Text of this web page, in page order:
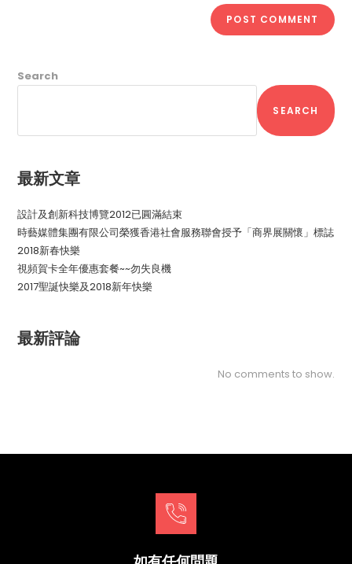
Search
SEARCH
最新文章
設計及創新科技博覽2012已圓滿結束
時藝媒體集團有限公司榮獲香港社會服務聯會授予「商界展關懷」標誌
2018新春快樂
視頻賀卡全年優惠套餐~~勿失良機
2017聖誕快樂及2018新年快樂
最新評論
No comments to show.